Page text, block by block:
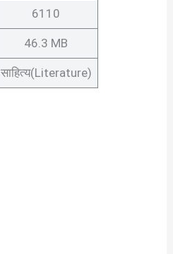
6110
46.3 MB
साहित्य(Literature)